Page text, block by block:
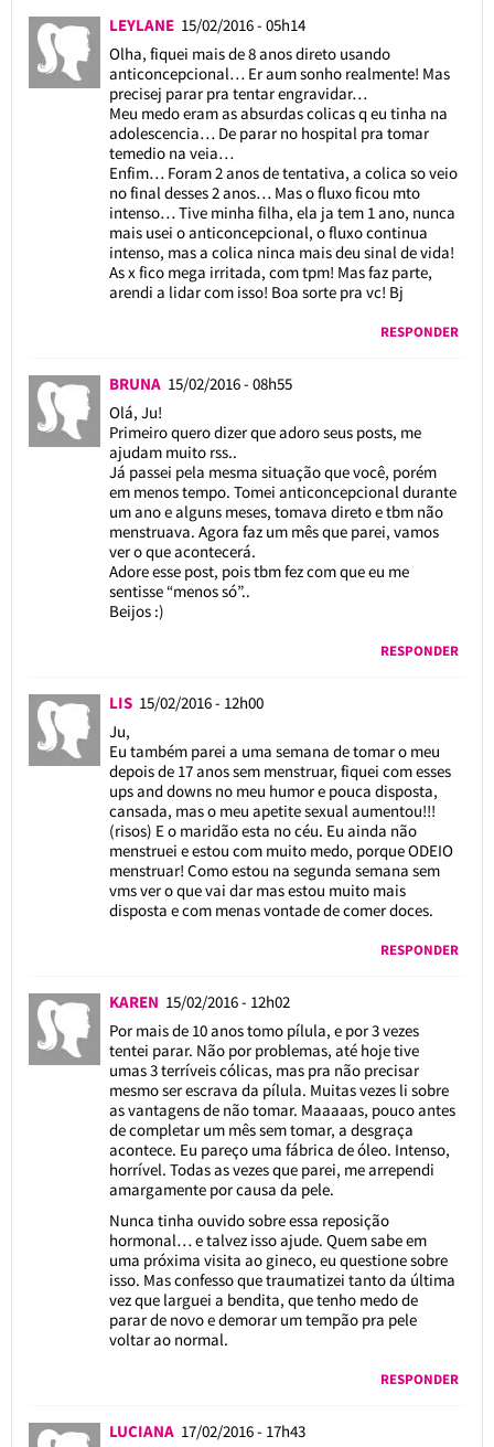
LEYLANE 15/02/2016 - 05h14
Olha, fiquei mais de 8 anos direto usando
anticoncepcional… Er aum sonho realmente! Mas
precisej parar pra tentar engravidar…
Meu medo eram as absurdas colicas q eu tinha na
adolescencia… De parar no hospital pra tomar
temedio na veia…
Enfim… Foram 2 anos de tentativa, a colica so veio
no final desses 2 anos… Mas o fluxo ficou mto
intenso… Tive minha filha, ela ja tem 1 ano, nunca
mais usei o anticoncepcional, o fluxo continua
intenso, mas a colica ninca mais deu sinal de vida!
As x fico mega irritada, com tpm! Mas faz parte,
arendi a lidar com isso! Boa sorte pra vc! Bj
RESPONDER
BRUNA 15/02/2016 - 08h55
Olá, Ju!
Primeiro quero dizer que adoro seus posts, me
ajudam muito rss..
Já passei pela mesma situação que você, porém
em menos tempo. Tomei anticoncepcional durante
um ano e alguns meses, tomava direto e tbm não
menstruava. Agora faz um mês que parei, vamos
ver o que acontecerá.
Adore esse post, pois tbm fez com que eu me
sentisse “menos só”..
Beijos :)
RESPONDER
LIS 15/02/2016 - 12h00
Ju,
Eu também parei a uma semana de tomar o meu
depois de 17 anos sem menstruar, fiquei com esses
ups and downs no meu humor e pouca disposta,
cansada, mas o meu apetite sexual aumentou!!!
(risos) E o maridão esta no céu. Eu ainda não
menstruei e estou com muito medo, porque ODEIO
menstruar! Como estou na segunda semana sem
vms ver o que vai dar mas estou muito mais
disposta e com menas vontade de comer doces.
RESPONDER
KAREN 15/02/2016 - 12h02
Por mais de 10 anos tomo pílula, e por 3 vezes
tentei parar. Não por problemas, até hoje tive
umas 3 terríveis cólicas, mas pra não precisar
mesmo ser escrava da pílula. Muitas vezes li sobre
as vantagens de não tomar. Maaaaas, pouco antes
de completar um mês sem tomar, a desgraça
acontece. Eu pareço uma fábrica de óleo. Intenso,
horrível. Todas as vezes que parei, me arrependi
amargamente por causa da pele.
Nunca tinha ouvido sobre essa reposição
hormonal… e talvez isso ajude. Quem sabe em
uma próxima visita ao gineco, eu questione sobre
isso. Mas confesso que traumatizei tanto da última
vez que larguei a bendita, que tenho medo de
parar de novo e demorar um tempão pra pele
voltar ao normal.
RESPONDER
LUCIANA 17/02/2016 - 17h43